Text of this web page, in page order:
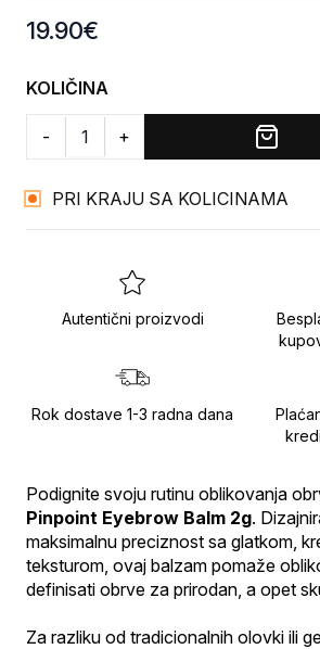
Product information
19.90€
KOLIČINA
- +
PRI KRAJU SA KOLICINAMA
Autentični proizvodi
Rok dostave 1-3 radna dana
Podignite svoju rutinu oblikovanja
Pinpoint Eyebrow Balm 2g.
maksimalnu preciznost sa glatkom,
teksturom, ovaj balzam pomaže
definisati obrve za prirodan, a opet
Za razliku od tradicionalnih olovki ili